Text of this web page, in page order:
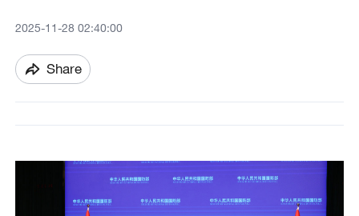
2025-11-28 02:40:00
Share